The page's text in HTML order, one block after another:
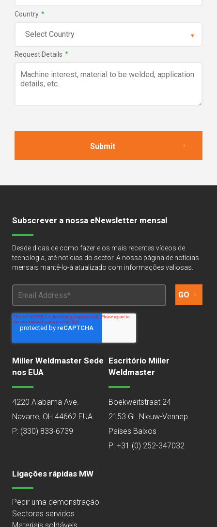
Country *
Request Details *
Subscrever a nossa eNewsletter mensal
Desde dicas de como fazer e os mais recentes vídeos de
tecnologia, até notícias do sector. A nossa página de notícias
mensais mantê-lo-á atualizado com informações valiosas.
Miller Weldmaster Sede
nos EUA
4220 Alabama Ave.
Navarre, OH 44662 EUA
P: (330) 833-6739
Escritório Miller
Weldmaster
Boekweitstraat 24
2153 GL Nieuw-Vennep
Países Baixos
P: +31 (0) 252-347032
Ligações rápidas MW
Pedir uma demonstração
Sectores servidos